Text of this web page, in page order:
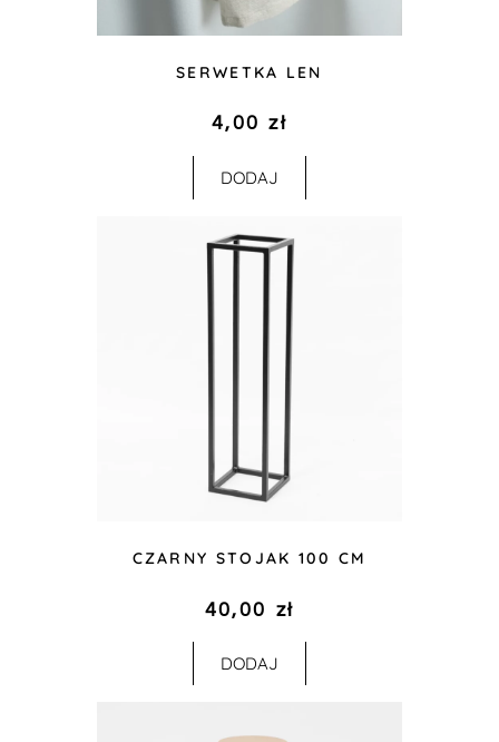
SERWETKA LEN
4,00zł
DODAJ
CZARNY STOJAK 100 CM
40,00 zł
DODAJ